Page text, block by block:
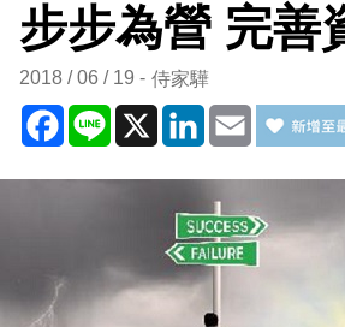
步步為營 完善
2018 / 06 / 19 侍家驊
Facebook
Line X LinkedIn
Email